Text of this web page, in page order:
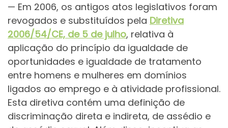
— Em 2006, os antigos atos legislativos foram
revogados e substituídos pela Diretiva
2006/54/CE, de 5 de julho, relativa à
aplicação do princípio da igualdade de
oportunidades e igualdade de tratamento
entre homens e mulheres em domínios
ligados ao emprego e à atividade profissional.
Esta diretiva contém uma definição de
discriminação direta e indireta, de assédio e